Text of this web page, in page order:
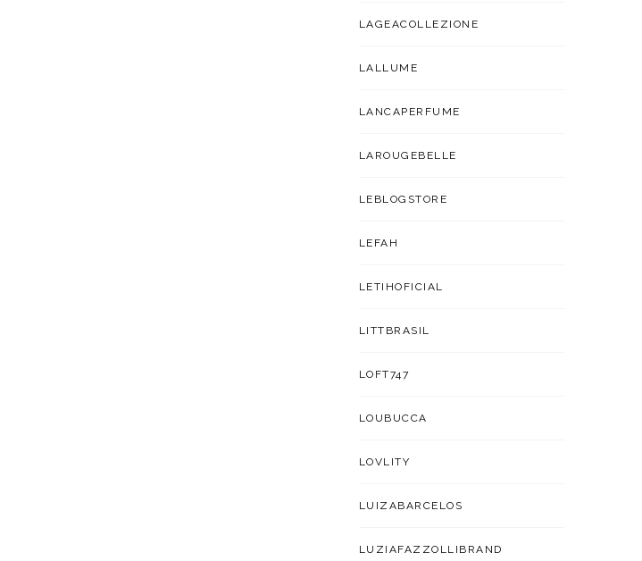
LAGEACOLLEZIONE
LALLUME
LANCAPERFUME
LAROUGEBELLE
LEBLOGSTORE
LEFAH
LETIHOFICIAL
LITTBRASIL
LOFT747
LOUBUCCA
LOVLITY
LUIZABARCELOS
LUZIAFAZZOLLIBRAND